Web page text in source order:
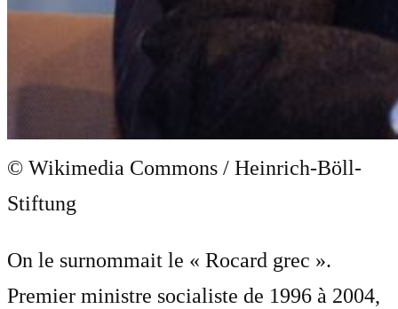
© Wikimedia Commons / Heinrich-Böll-
Stiftung
On le surnommait le « Rocard grec ».
Premier ministre socialiste de 1996 à 2004,